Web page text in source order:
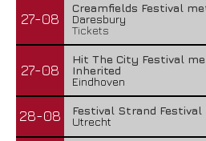
27-08
Creamfields Festival
Daresbury
Tickets
27-08
Hit The City Festival
Inherited
Eindhoven
28-08
Festival Strand Festival
Utrecht